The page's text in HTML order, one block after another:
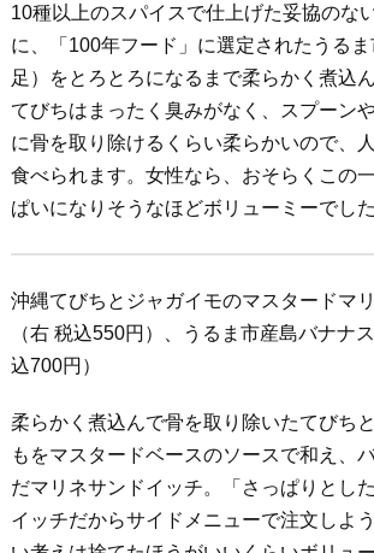
10種以上のスパイスで仕上げた妥協のな
に、「100年フード」に選定されたうる
足）をとろとろになるまで柔らかく煮込
てびちはまったく臭みがなく、スプーン
に骨を取り除けるくらい柔らかいので、
食べられます。女性なら、おそらくこの
ぱいになりそうなほどボリューミーでした
沖縄てびちとジャガイモのマスタードマ
（右 税込550円）、うるま市産島バナナ
込700円）
柔らかく煮込んで骨を取り除いたてびち
もをマスタードベースのソースで和え、
だマリネサンドイッチ。「さっぱりとし
イッチだからサイドメニューで注文しよ